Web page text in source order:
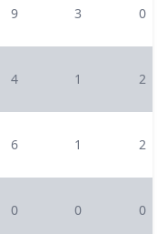
9 3 0
4 1 2
6 1 2
0 0 0